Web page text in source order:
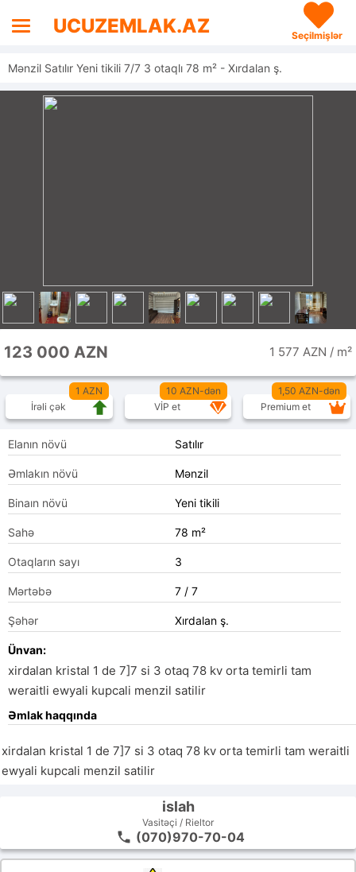
UCUZEMLAK.AZ Seçilmişlər
Mənzil Satılır Yeni tikili 7/7 3 otaqlı 78 m² - Xırdalan ş.
123 000 AZN 1 577 AZN / m²
1 AZN
İrəli çək
10 AZN-dən
VİP et
1,50 AZN-dən
Premium et
Elanın növü Satılır
Əmlakın növü Mənzil
Binaın növü Yeni tikili
Sahə 78 m²
Otaqların sayı 3
Mərtəbə 7 / 7
Şəhər Xırdalan ş.
Ünvan:
xirdalan kristal 1 de 7]7 si 3 otaq 78 kv orta temirli tam
weraitli ewyali kupcali menzil satilir
Əmlak haqqında
xirdalan kristal 1 de 7]7 si 3 otaq 78 kv orta temirli tam weraitli
ewyali kupcali menzil satilir
islah
Vasitəçi / Rieltor
(070)970-70-04